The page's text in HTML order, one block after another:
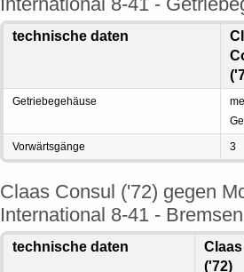
technische daten
Getriebegehäuse
Vorwärtsgänge 3
Claas Consul ('72) gegen
International 8-41 - Bremsen
technische daten
('72)